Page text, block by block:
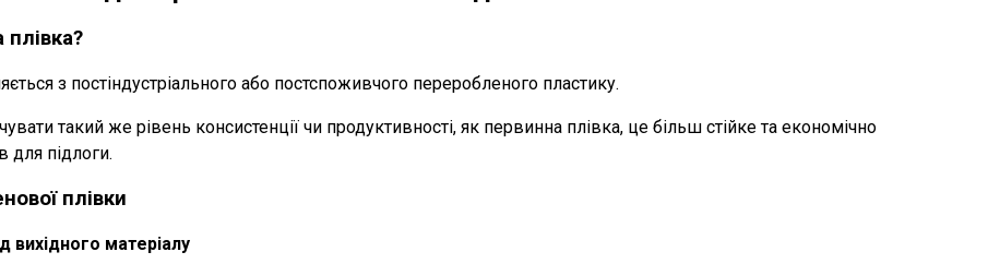
з постіндустріального або постспоживчого переробленого пластику.
такий же рівень консистенції чи продуктивності, як первинна плівка, це більш стійке та економічно
для підлоги.
плівки
вихідного матеріалу